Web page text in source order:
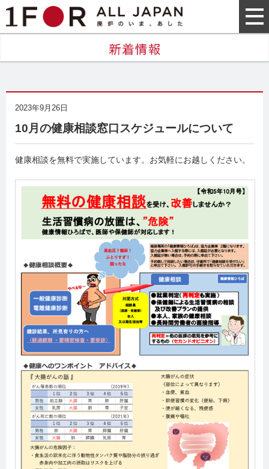
2023年9月26日
10月の健康相談窓口スケジュールについて
健康相談を無料で実施しています。お気軽にお越しください。